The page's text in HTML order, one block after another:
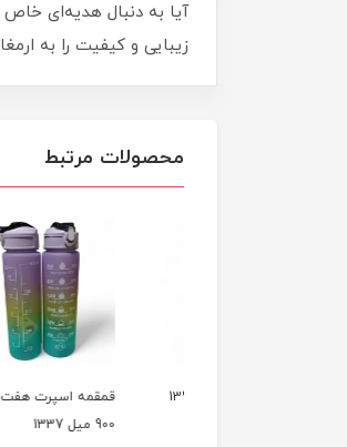
زیبایی و کیفیت را به
محصولات مرتبط
قمقمه اسپرت هفت رنگ